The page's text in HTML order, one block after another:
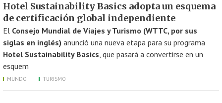
Hotel Sustainability Basics adopta un esquema
de certificación global independiente
El Consejo Mundial de Viajes y Turismo (WTTC, por sus
siglas en inglés) anunció una nueva etapa para su programa
Hotel Sustainability Basics, que pasará a convertirse en un
esquem
MUNDO TURISMO